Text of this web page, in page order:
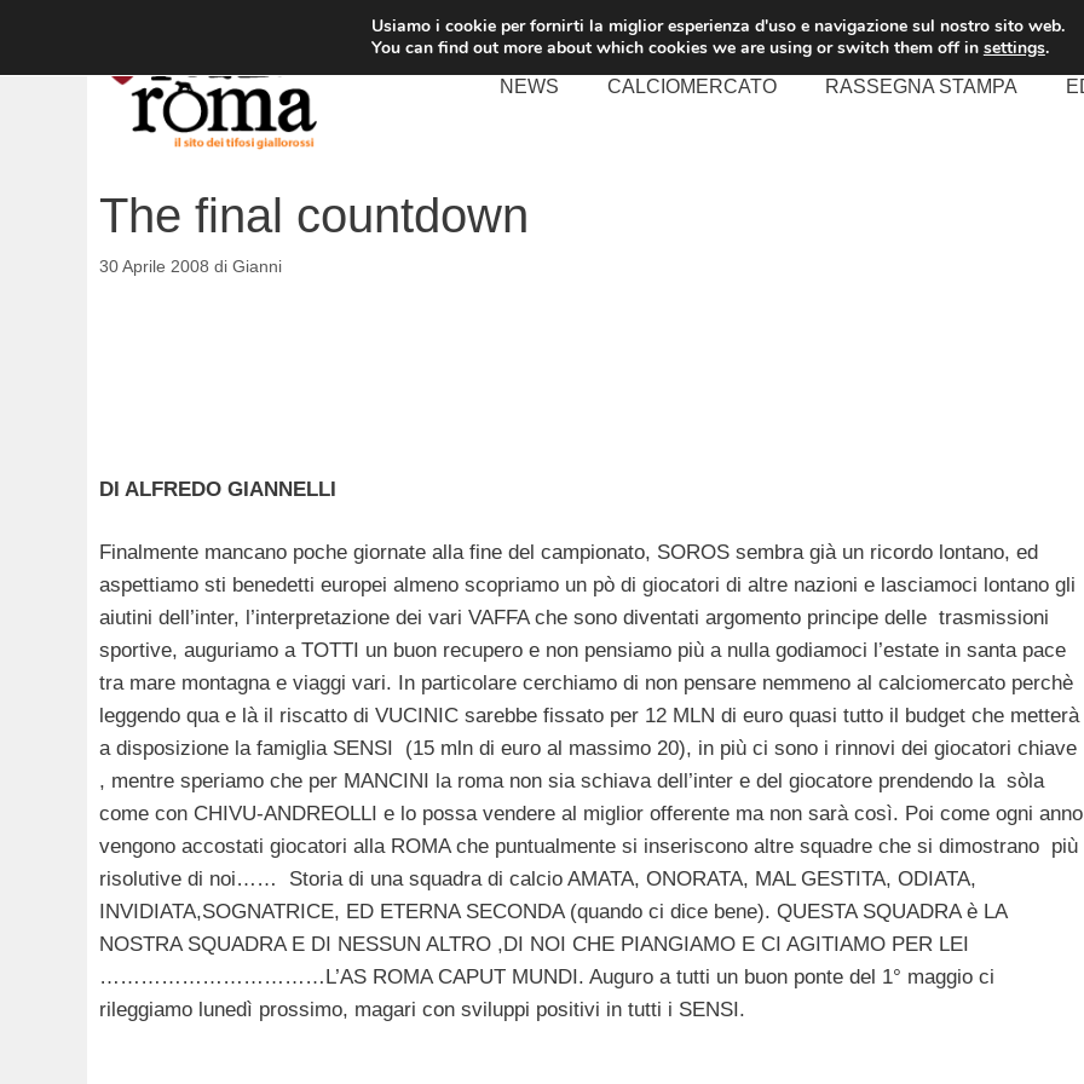
contenuto
NEWS CALCIOMERCATO RASSEGNA STAMPA
The final countdown
30 Aprile 2008 di Gianni
DI ALFREDO GIANNELLI
Finalmente mancano poche giornate alla fine del campionato, SOROS sembra già un ricordo lontano, ed
aspettiamo sti benedetti europei almeno scopriamo un pò di giocatori di altre nazioni e lasciamoci lontano gli
aiutini dell’inter, l’interpretazione dei vari VAFFA che sono diventati argomento principe delle trasmissioni
sportive, auguriamo a TOTTI un buon recupero e non pensiamo più a nulla godiamoci l’estate in santa pace
tra mare montagna e viaggi vari. In particolare cerchiamo di non pensare nemmeno al calciomercato perchè
leggendo qua e là il riscatto di VUCINIC sarebbe fissato per 12 MLN di euro quasi tutto il budget che metterà
a disposizione la famiglia SENSI (15 mln di euro al massimo 20), in più ci sono i rinnovi dei giocatori chiave
, mentre speriamo che per MANCINI la roma non sia schiava dell’inter e del giocatore prendendo la sòla
come con CHIVU-ANDREOLLI e lo possa vendere al miglior offerente ma non sarà così. Poi come ogni anno
vengono accostati giocatori alla ROMA che puntualmente si inseriscono altre squadre che si dimostrano più
risolutive di noi…… Storia di una squadra di calcio AMATA, ONORATA, MAL GESTITA, ODIATA,
INVIDIATA,SOGNATRICE, ED ETERNA SECONDA (quando ci dice bene). QUESTA SQUADRA è LA
NOSTRA SQUADRA E DI NESSUN ALTRO ,DI NOI CHE PIANGIAMO E CI AGITIAMO PER LEI
……………………………L’AS ROMA CAPUT MUNDI. Auguro a tutti un buon ponte del 1° maggio ci
rileggiamo lunedì prossimo, magari con sviluppi positivi in tutti i SENSI.
Usiamo i cookie per fornirti la miglior esperienza d'uso e navigazione sul nostro sito web.
You can find out more about which cookies we are using or switch them off in settings.